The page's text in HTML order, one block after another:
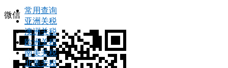
微信
常用查询
亚洲关税
澳洲关税
欧洲关税
南美关税
北美关税